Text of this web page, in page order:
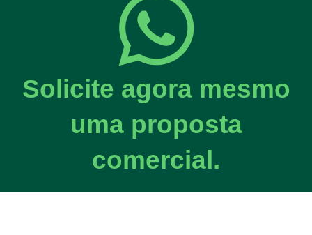
Solicite agora mesmo
uma proposta
comercial.